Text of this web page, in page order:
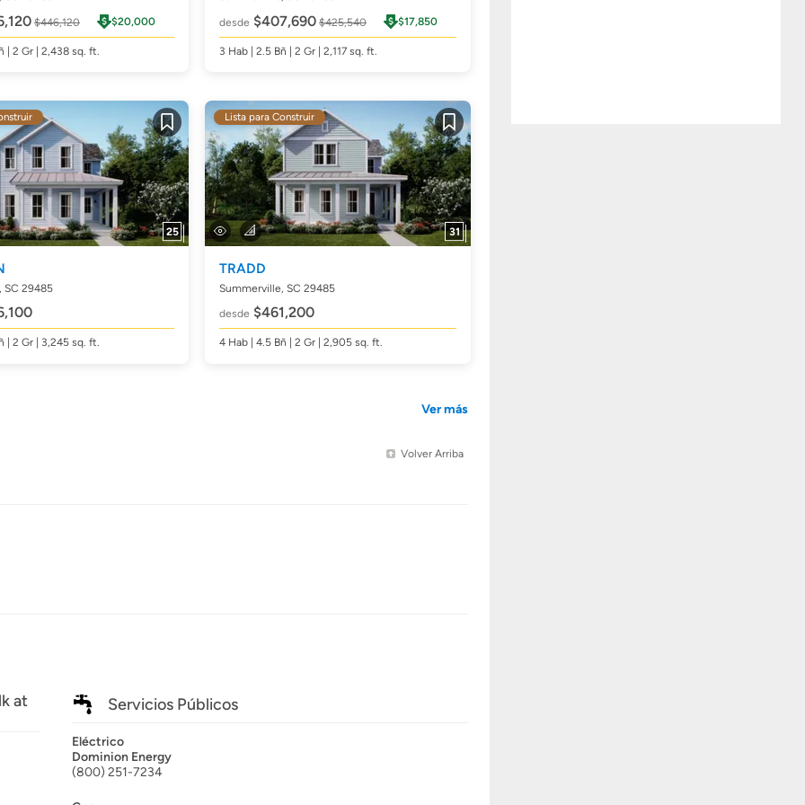
$446,120 $20,000
| 2 Gr | 2,438 sq. ft.
desde $407,690 $425,540 $17,850
3 Hab| 2.5 Bñ | 2 Gr | 2,117 sq. ft.
Guardar
25
SC 29485
| 2 Gr | 3,245 sq. ft.
Guardar
31
Lista para Construir
TRADD
Summerville, SC 29485
desde $461,200
4 Hab| 4.5 Bñ | 2 Gr | 2,905 sq. ft.
Ver más
Volver Arriba
at Servicios Públicos
Eléctrico
Dominion Energy
(800) 251-7234